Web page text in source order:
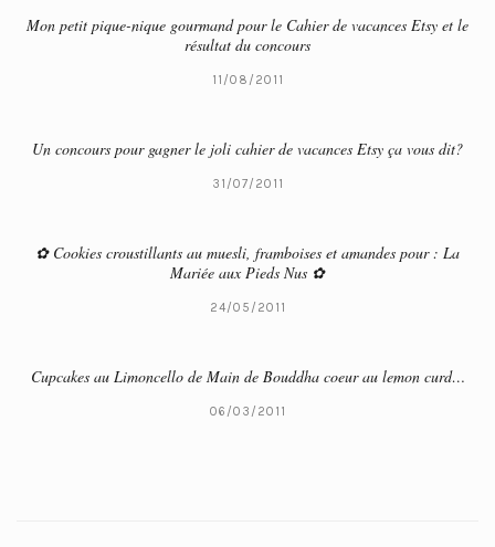
Mon petit pique-nique gourmand pour le Cahier de vacances Etsy et le
résultat du concours
11/08/2011
Un concours pour gagner le joli cahier de vacances Etsy ça vous dit?
31/07/2011
✿ Cookies croustillants au muesli, framboises et amandes pour : La
Mariée aux Pieds Nus ✿
24/05/2011
Cupcakes au Limoncello de Main de Bouddha coeur au lemon curd…
06/03/2011